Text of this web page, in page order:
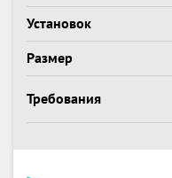
Установок
Размер
Требования